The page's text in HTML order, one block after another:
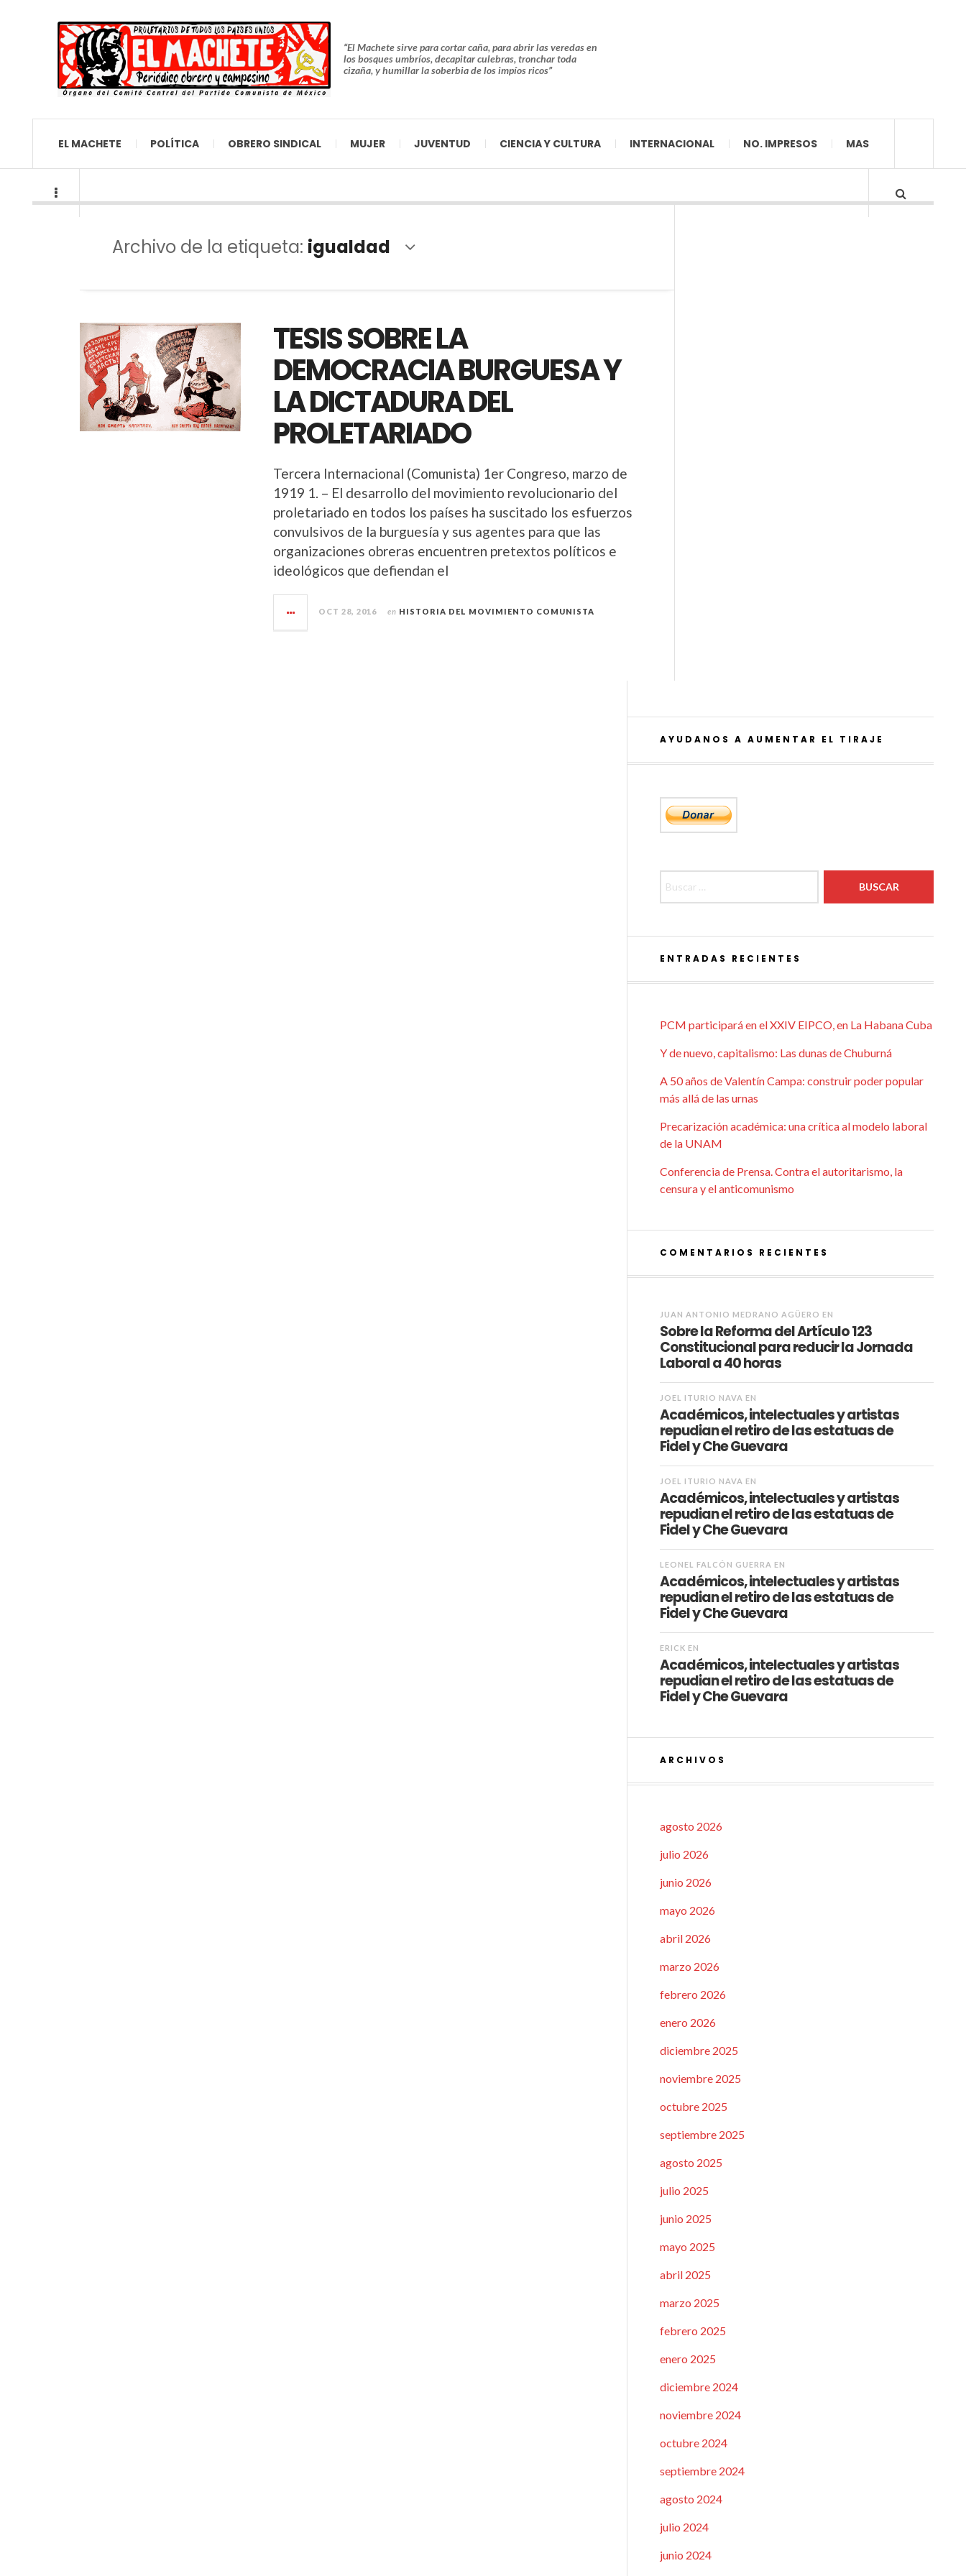
“El Machete sirve para cortar caña, para abrir las veredas en
los bosques umbríos, decapitar culebras, tronchar toda
cizaña, y humillar la soberbia de los impíos ricos”
EL MACHETE POLÍTICA OBRERO SINDICAL MUJER JUVENTUD CIENCIA Y CULTURA INTERNACIONAL NO. IMPRESOS MAS
Archivo de la etiqueta: igualdad
TESIS SOBRE LA
DEMOCRACIA BURGUESA Y
LA DICTADURA DEL
PROLETARIADO
Tercera Internacional (Comunista) 1er Congreso, marzo de
1919 1. – El desarrollo del movimiento revolucionario del
proletariado en todos los países ha suscitado los esfuerzos
convulsivos de la burguesía y sus agentes para que las
organizaciones obreras encuentren pretextos políticos e
ideológicos que defiendan el
OCT 28, 2016 en HISTORIA DEL MOVIMIENTO COMUNISTA
AYUDANOS A AUMENTAR EL TIRAJE
ENTRADAS RECIENTES
PCM participará en el XXIV EIPCO, en La Habana Cuba
Y de nuevo, capitalismo: Las dunas de Chuburná
A 50 años de Valentín Campa: construir poder popular
más allá de las urnas
Precarización académica: una crítica al modelo laboral
de la UNAM
Conferencia de Prensa. Contra el autoritarismo, la
censura y el anticomunismo
COMENTARIOS RECIENTES
JUAN ANTONIO MEDRANO AGÜERO EN
Sobre la Reforma del Artículo 123
Constitucional para reducir la Jornada
Laboral a 40 horas
JOEL ITURIO NAVA EN
Académicos, intelectuales y artistas
repudian el retiro de las estatuas de
Fidel y Che Guevara
JOEL ITURIO NAVA EN
Académicos, intelectuales y artistas
repudian el retiro de las estatuas de
Fidel y Che Guevara
LEONEL FALCÓN GUERRA EN
Académicos, intelectuales y artistas
repudian el retiro de las estatuas de
Fidel y Che Guevara
ERICK EN
Académicos, intelectuales y artistas
repudian el retiro de las estatuas de
Fidel y Che Guevara
ARCHIVOS
agosto 2026
julio 2026
junio 2026
mayo 2026
abril 2026
marzo 2026
febrero 2026
enero 2026
diciembre 2025
noviembre 2025
octubre 2025
septiembre 2025
agosto 2025
julio 2025
junio 2025
mayo 2025
abril 2025
marzo 2025
febrero 2025
enero 2025
diciembre 2024
noviembre 2024
octubre 2024
septiembre 2024
agosto 2024
julio 2024
junio 2024